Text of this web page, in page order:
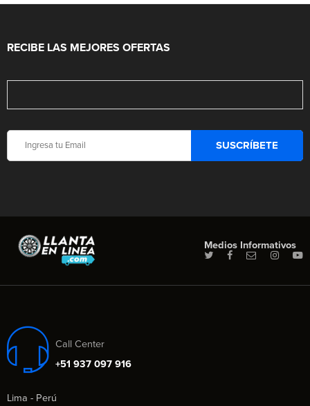
RECIBE LAS MEJORES OFERTAS
Medios Informativos
Call Center
+51 937 097 916
Lima - Perú